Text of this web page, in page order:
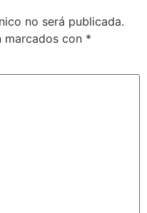
no será publicada.
marcados con *